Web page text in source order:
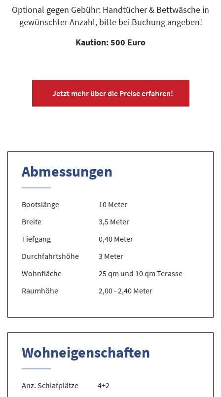
Optional gegen Gebühr: Handtücher & Bettwäsche in
gewünschter Anzahl, bitte bei Buchung angeben!
Kaution: 500 Euro
Jetzt mehr über die Preise erfahren!
Abmessungen
Bootslänge
10 Meter
Breite
3,5 Meter
Tiefgang
0,40 Meter
Durchfahrtshöhe
3 Meter
Wohnfläche
25 qm und 10 qm Terasse
Raumhöhe
2,00 - 2,40 Meter
Wohneigenschaften
Anz. Schlafplätze
4+2